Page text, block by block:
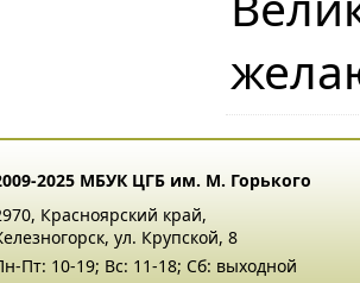
2025 МБУК ЦГБ им. М. Горького
Красноярский край,
ул. Крупской, 8
Пт: 10-19; Вс: 11-18; Сб: выходной